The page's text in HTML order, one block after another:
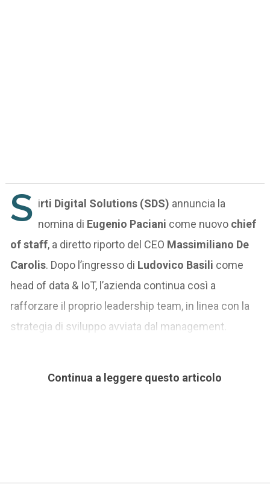
S irti Digital Solutions (SDS) annuncia la
nomina di Eugenio Paciani come nuovo chief
of staff, a diretto riporto del CEO Massimiliano De
Carolis. Dopo l’ingresso di Ludovico Basili come
head of data & IoT, l’azienda continua così a
rafforzare il proprio leadership team, in linea con la
strategia di sviluppo avviata dal management.
Continua a leggere questo articolo